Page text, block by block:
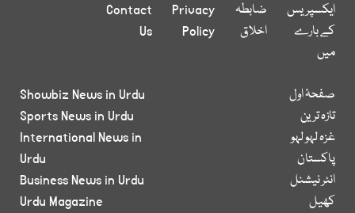
ایکسپریس
کے بارے
میں
ضابطہ
اخلاق
Privacy
Policy
Contact
Us
صفحۂ اول
تازہ ترین
غزہ لہو لہو
پاکستان
انٹر نیشنل
کھیل
Showbiz News in Urdu
Sports News in Urdu
International News in
Urdu
Business News in Urdu
Urdu Magazine